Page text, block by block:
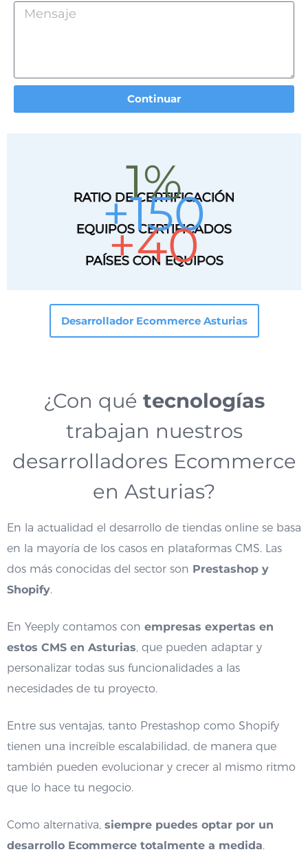
Continuar
RATIO DE CERTIFICACIÓN
1%
EQUIPOS CERTIFICADOS
+150
PAÍSES CON EQUIPOS
+40
Desarrollador Ecommerce Asturias
¿Con qué tecnologías
trabajan nuestros
desarrolladores Ecommerce
en Asturias?
En la actualidad el desarrollo de tiendas online se basa
en la mayoría de los casos en plataformas CMS. Las
dos más conocidas del sector son Prestashop y
Shopify.
En Yeeply contamos con empresas expertas en
estos CMS en Asturias, que pueden adaptar y
personalizar todas sus funcionalidades a las
necesidades de tu proyecto.
Entre sus ventajas, tanto Prestashop como Shopify
tienen una increíble escalabilidad, de manera que
también pueden evolucionar y crecer al mismo ritmo
que lo hace tu negocio.
Como alternativa, siempre puedes optar por un
desarrollo Ecommerce totalmente a medida.